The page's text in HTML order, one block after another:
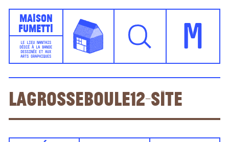
Maison
Fumetti
LE LIEU NANTAIS
DÉDIÉ À LA BANDE
DESSINÉE ET AUX
ARTS GRAPHIQUES
M
LaGrosseBoule12-site